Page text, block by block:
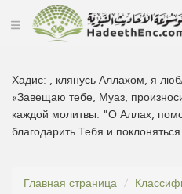
Хадис: , клянусь Аллахом, я
«Завещаю тебе, Муаз,
каждой молитвы: "О Аллах,
благодарить Тебя и
Главная страница